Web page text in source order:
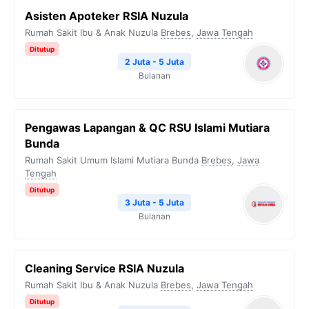
Asisten Apoteker RSIA Nuzula
Rumah Sakit Ibu & Anak Nuzula Brebes, Jawa Tengah
Ditutup
2 Juta - 5 Juta
Bulanan
Pengawas Lapangan & QC RSU Islami Mutiara
Bunda
Rumah Sakit Umum Islami Mutiara Bunda Brebes, Jawa
Tengah
Ditutup
3 Juta - 5 Juta
Bulanan
Cleaning Service RSIA Nuzula
Rumah Sakit Ibu & Anak Nuzula Brebes, Jawa Tengah
Ditutup